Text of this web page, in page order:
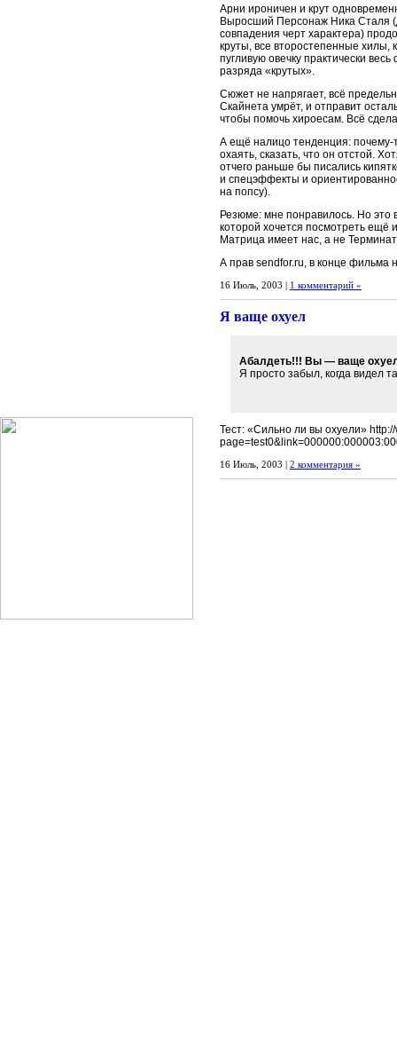
Арни ироничен и крут
Выросший Персонаж Ника Сталя
совпадения черт характера)
круты, все второстепенные хилы,
пугливую овечку практически
разряда «крутых».
Сюжет не напрягает, всё
Скайнета умрёт, и отправит
чтобы помочь хироесам. Всё
А ещё налицо тенденция: почему-
охаять, сказать, что он отстой.
отчего раньше бы писались
и спецэффекты и
на попсу).
Резюме: мне понравилось. Но это
которой хочется посмотреть
Матрица имеет нас, а не
А прав sendfor.ru, в конце фильма
16 Июль, 2003 | 1 комментарий »
Я ваще охуел
Абалдеть!!! Вы — ваще
Я просто забыл, когда видел
Тест: «Сильно ли вы охуели»
16 Июль, 2003 | 2 комментария »